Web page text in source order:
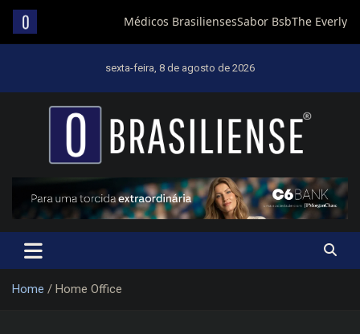
sexta-feira, 8 de agosto de 2026
Um diário de notícias que trabalha por Brasília
Home Home Office